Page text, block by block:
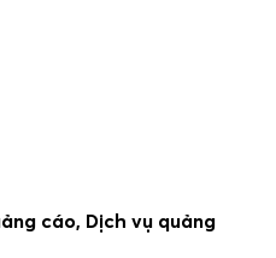
cáo, Dịch vụ quảng